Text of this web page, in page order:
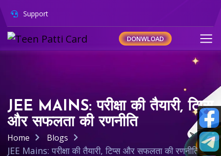
Support
DONWLOAD
JEE MAINS: परीक्षा की तैयारी, टिप्स
और सफलता की रणनीति
Home Blogs
JEE Mains: परीक्षा की तैयारी, टिप्स और सफलता की रणनीति